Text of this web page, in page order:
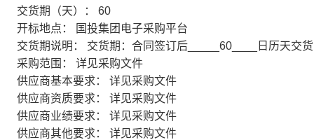
交货期（天）： 60
开标地点：
国投集团电子采购平台
交货期说明： 交货期：合同签订后_____60____日历天交
采购范围：
详见采购文件
供应商基本要求：
详见采购文件
供应商资质要求：
详见采购文件
供应商业绩要求：
详见采购文件
供应商其他要求：
详见采购文件